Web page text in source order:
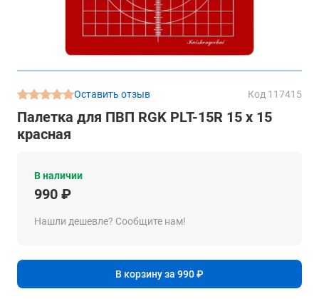
Оставить отзыв Код 117415
Палетка для ПВП RGK PLT-15R 15 x 15
красная
В наличии
990 ₽
Нашли дешевле? Сообщите нам!
В корзину за 990 ₽